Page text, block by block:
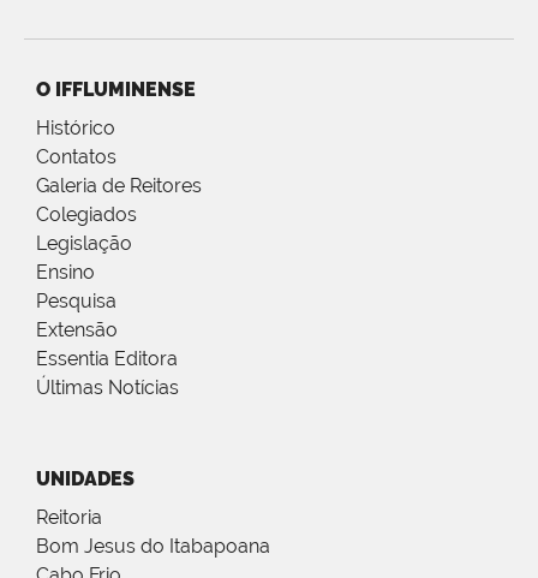
O IFFLUMINENSE
Histórico
Contatos
Galeria de Reitores
Colegiados
Legislação
Ensino
Pesquisa
Extensão
Essentia Editora
Últimas Notícias
UNIDADES
Reitoria
Bom Jesus do Itabapoana